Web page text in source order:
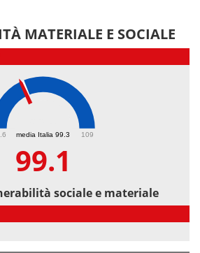
MATERIALE E SOCIALE
media Italia 99.3 109
99.1
sociale e materiale